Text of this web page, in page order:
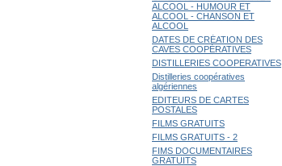
ALCOOL - HUMOUR ET
ALCOOL - CHANSON ET
ALCOOL
DATES DE CRÉATION DES
CAVES COOPÉRATIVES
DISTILLERIES COOPERATIVES
Distilleries coopératives
algériennes
EDITEURS DE CARTES
POSTALES
FILMS GRATUITS
FILMS GRATUITS - 2
FIMS DOCUMENTAIRES
GRATUITS